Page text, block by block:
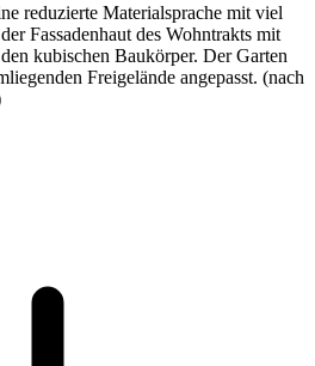
reduzierte Materialsprache mit viel
Fassadenhaut des Wohntrakts mit
kubischen Baukörper. Der Garten
Freigelände angepasst. (nach